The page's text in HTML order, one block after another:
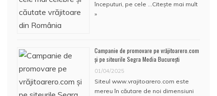
începuturi, pe cele … Citește mai mult
»
Campanie de promovare pe vrăjitoarero.com
și pe siteurile Segra Media București
01/04/2025
Siteul www.vrajitoarero.com este
mereu în căutare de noi dimensiuni